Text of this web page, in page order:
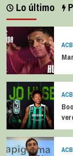
Lo último
ACB
ACB
ACB